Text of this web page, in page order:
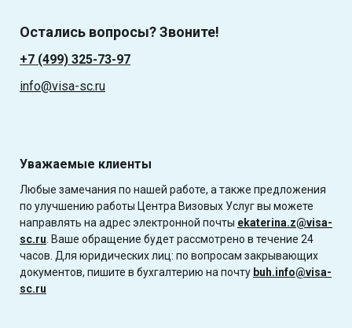
Остались вопросы? Звоните!
+7 (499) 325-73-97
info@visa-sc.ru
Уважаемые клиенты
Любые замечания по нашей работе, а также предложения
по улучшению работы Центра Визовых Услуг вы можете
направлять на адрес электронной почты ekaterina.z@visa-
sc.ru . Ваше обращение будет рассмотрено в течение 24
часов. Для юридических лиц: по вопросам закрывающих
документов, пишите в бухгалтерию на почту buh.info@visa-
sc.ru